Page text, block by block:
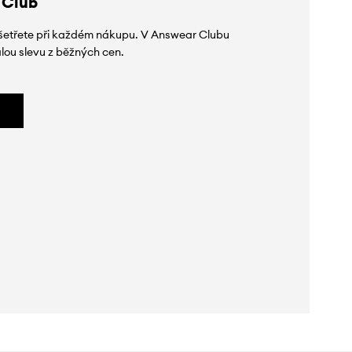
při každém nákupu. V Answear Clubu
slevu z běžných cen.